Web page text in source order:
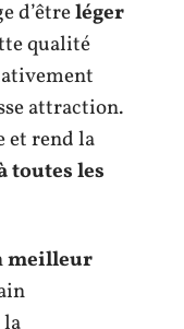
d’êtreléger
qualité
attraction.
et rend la
toutes les
meilleur
la